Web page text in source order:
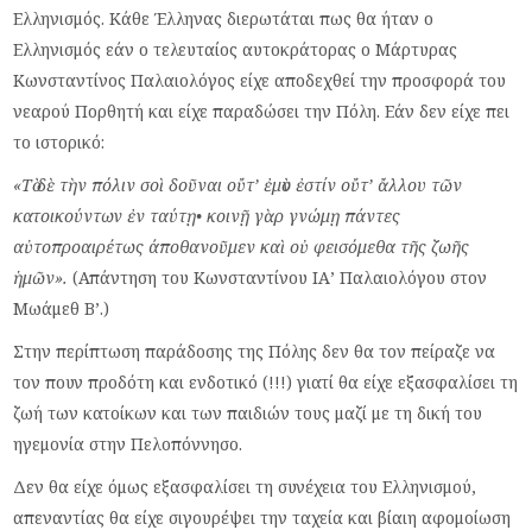
Ελληνισμός. Κάθε Έλληνας διερωτάται πως θα ήταν ο
Ελληνισμός εάν ο τελευταίος αυτοκράτορας ο Μάρτυρας
Κωνσταντίνος Παλαιολόγος είχε αποδεχθεί την προσφορά του
νεαρού Πορθητή και είχε παραδώσει την Πόλη. Εάν δεν είχε πει
το ιστορικό:
«Τὸ δὲ τὴν πόλιν σοὶ δοῦναι οὔτ’ ἐμὸν ἐστίν οὔτ’ ἄλλου τῶν
κατοικούντων ἐν ταύτῃ• κοινῇ γὰρ γνώμῃ πάντες
αὐτοπροαιρέτως άποθανοῦμεν καὶ οὐ φεισόμεθα τῆς ζωῆς
ἡμῶν».(Απάντηση του Κωνσταντίνου ΙΑ’ Παλαιολόγου στον
Μωάμεθ Β’.)
Στην περίπτωση παράδοσης της Πόλης δεν θα τον πείραζε να
τον πουν προδότη και ενδοτικό (!!!) γιατί θα είχε εξασφαλίσει τη
ζωή των κατοίκων και των παιδιών τους μαζί με τη δική του
ηγεμονία στην Πελοπόννησο.
Δεν θα είχε όμως εξασφαλίσει τη συνέχεια του Ελληνισμού,
απεναντίας θα είχε σιγουρέψει την ταχεία και βίαιη αφομοίωση